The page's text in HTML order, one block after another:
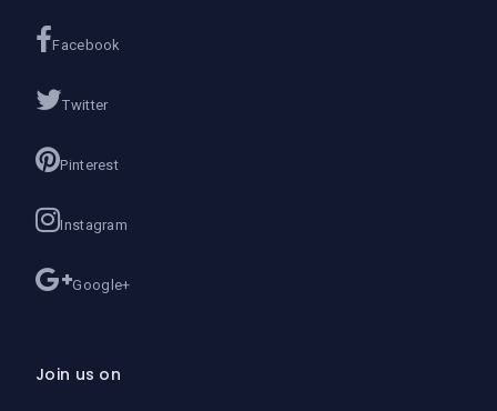
Facebook
Twitter
Pinterest
Instagram
Google+
Join us on